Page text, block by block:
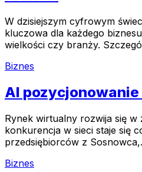
W dzisiejszym cyfrowym
kluczowa dla każdego
wielkości czy branży.
Biznes
AI
Rynek wirtualny rozwija się w
konkurencja w sieci staje się
przedsiębiorców z
Biznes